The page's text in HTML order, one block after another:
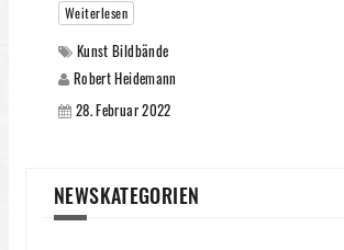
Weiterlesen
Kunst Bildbände
Robert Heidemann
28. Februar 2022
NEWSKATEGORIEN